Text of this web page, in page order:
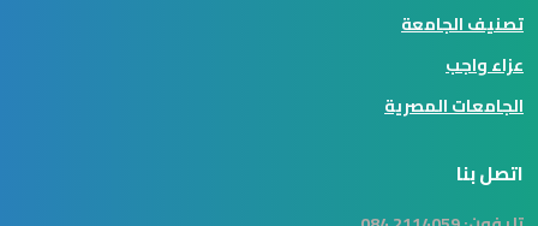
تصنيف الجامعة
عزاء واجب
الجامعات المصرية
اتصل بنا